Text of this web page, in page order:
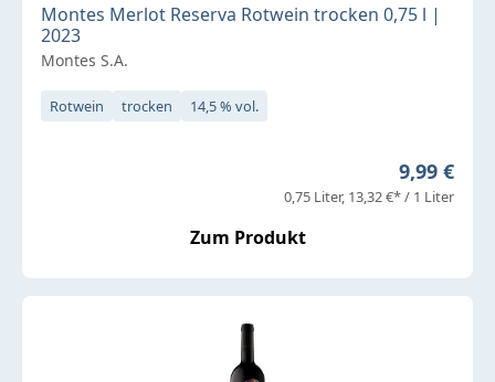
Montes Merlot Reserva Rotwein trocken 0,75 l |
2023
Montes S.A.
Rotwein trocken 14,5 % vol.
Regulärer
9,99 €
0,75 Liter 13,32 €* / 1 Liter
Zum Produkt